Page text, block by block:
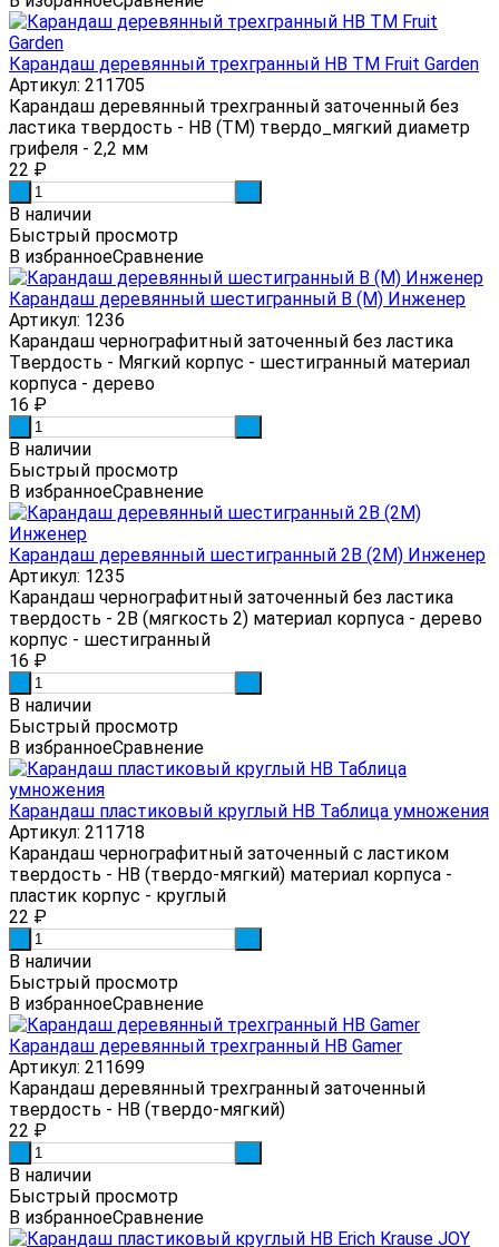
Карандаш деревянный трехгранный НВ ТМ Fruit Garden
Артикул: 211705
Карандаш деревянный трехгранный заточенный без
ластика твердость - HB (ТМ) твердо_мягкий диаметр
грифеля - 2,2 мм
22 ₽
В наличии
Быстрый просмотр
В избранноеСравнение
Карандаш деревянный шестигранный B (М) Инженер
Артикул: 1236
Карандаш чернографитный заточенный без ластика
Твердость - Мягкий корпус - шестигранный материал
корпуса - дерево
16 ₽
В наличии
Быстрый просмотр
В избранноеСравнение
Карандаш деревянный шестигранный 2B (2М) Инженер
Артикул: 1235
Карандаш чернографитный заточенный без ластика
твердость - 2B (мягкость 2) материал корпуса - дерево
корпус - шестигранный
16 ₽
В наличии
Быстрый просмотр
В избранноеСравнение
Карандаш пластиковый круглый HB Таблица умножения
Артикул: 211718
Карандаш чернографитный заточенный с ластиком
твердость - HB (твердо-мягкий) материал корпуса -
пластик корпус - круглый
22 ₽
В наличии
Быстрый просмотр
В избранноеСравнение
Карандаш деревянный трехгранный HB Gamer
Артикул: 211699
Карандаш деревянный трехгранный заточенный
твердость - HB (твердо-мягкий)
22 ₽
В наличии
Быстрый просмотр
В избранноеСравнение